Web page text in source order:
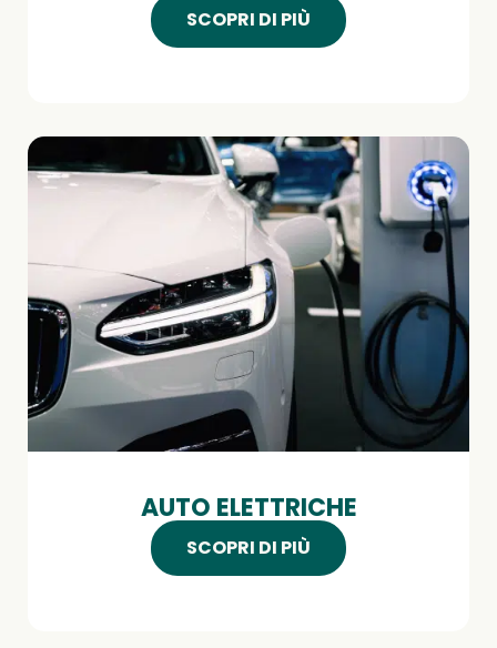
SCOPRI DI PIÙ
AUTO ELETTRICHE
SCOPRI DI PIÙ